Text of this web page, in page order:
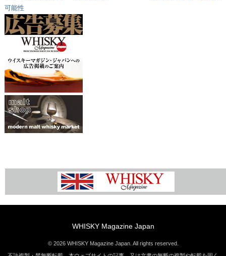
可能性
WHISKY Magazine Japan
© 2026 WHISKY Magazine Japan. All rights reserved.